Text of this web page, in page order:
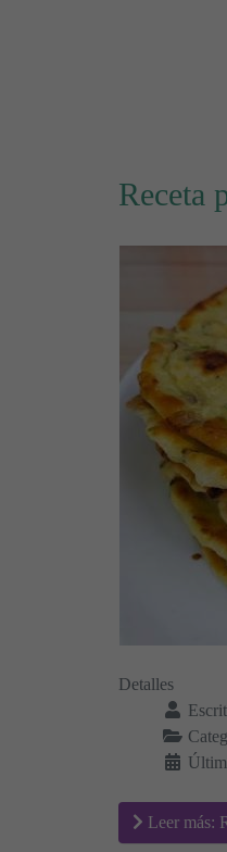
Receta
Detalles
Leer más: